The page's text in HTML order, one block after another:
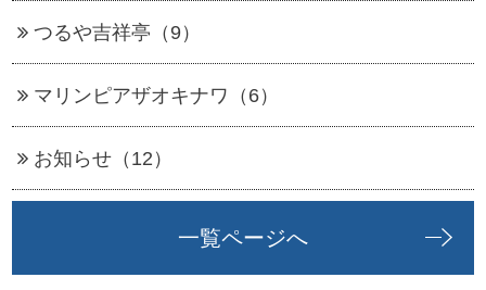
つるや吉祥亭（9）
マリンピアザオキナワ（6）
お知らせ（12）
一覧ページへ